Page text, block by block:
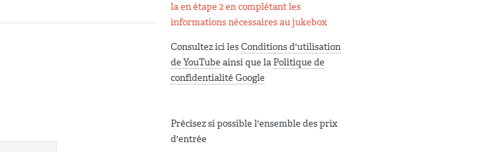
la en étape 2 en complétant les
informations nécessaires au jukebox
Consultez ici lesConditions d'utilisation
de YouTubeainsi que laPolitique de
confidentialité Google
Précisez si possible l'ensemble des prix
d'entrée